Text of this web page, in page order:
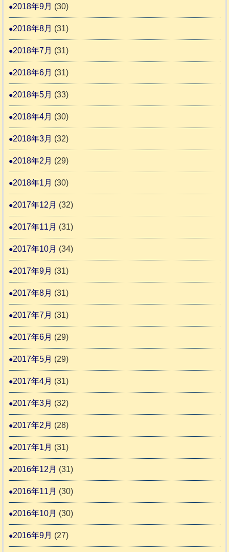
2018年9月 (30)
2018年8月 (31)
2018年7月 (31)
2018年6月 (31)
2018年5月 (33)
2018年4月 (30)
2018年3月 (32)
2018年2月 (29)
2018年1月 (30)
2017年12月 (32)
2017年11月 (31)
2017年10月 (34)
2017年9月 (31)
2017年8月 (31)
2017年7月 (31)
2017年6月 (29)
2017年5月 (29)
2017年4月 (31)
2017年3月 (32)
2017年2月 (28)
2017年1月 (31)
2016年12月 (31)
2016年11月 (30)
2016年10月 (30)
2016年9月 (27)